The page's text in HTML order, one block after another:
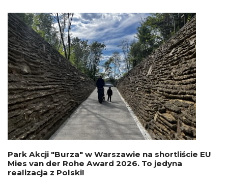
Park Akcji "Burza" w Warszawie na shortliście EU
Mies van der Rohe Award 2026. To jedyna
realizacja z Polski!